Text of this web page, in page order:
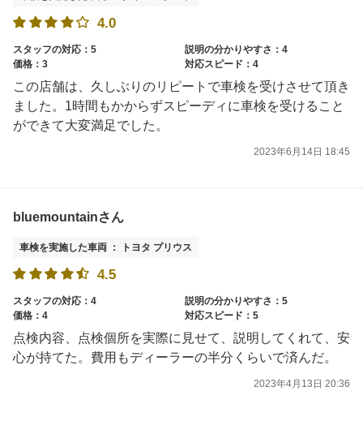
4.0
スタッフの対応：5
説明の分かりやすさ：4
価格：3
対応スピード：4
この店舗は、久しぶりのリピートで車検を受けさせて頂き
ました。1時間もかからずスピーディに車検を受けること
ができて大変満足でした。
2023年6月14日 18:45
bluemountainさん
車検を実施した車両 ： トヨタ プリウス
4.5
スタッフの対応：4
説明の分かりやすさ：5
価格：4
対応スピード：5
点検内容、点検個所を実際に見せて、説明してくれて、安
心が持てた。費用もディーラーの半分くらいで済んだ。
2023年4月13日 20:36